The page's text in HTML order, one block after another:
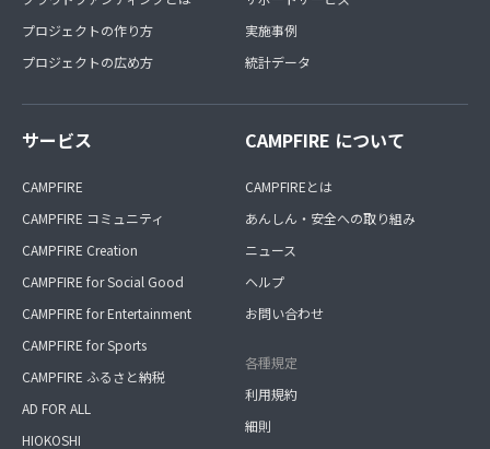
プロジェクトの作り方
プロジェクトの広め方
実施事例
統計データ
サービス
CAMPFIRE
CAMPFIRE コミュニティ
CAMPFIRE Creation
CAMPFIRE for Social Good
CAMPFIRE for Entertainment
CAMPFIRE for Sports
CAMPFIRE ふるさと納税
AD FOR ALL
HIOKOSHI
CAMPFIRE について
CAMPFIREとは
あんしん・安全への取り組み
ニュース
ヘルプ
お問い合わせ
各種規定
利用規約
細則